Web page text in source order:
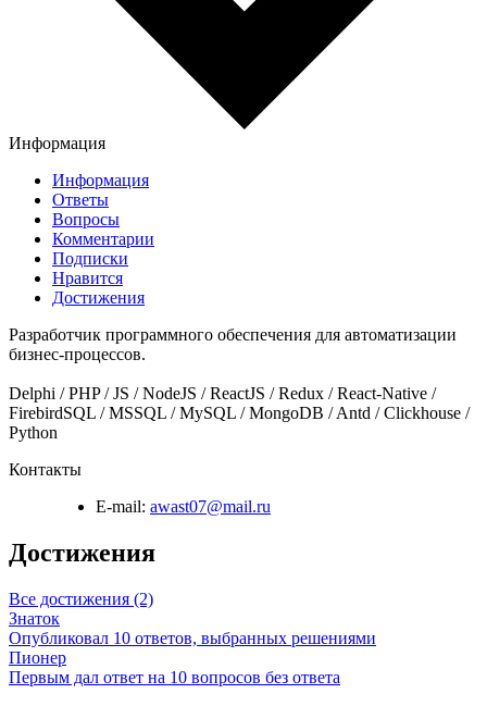
Информация
Информация
Ответы
Вопросы
Комментарии
Подписки
Нравится
Достижения
Разработчик программного обеспечения для автоматизации
бизнес-процессов.
Delphi / PHP / JS / NodeJS / ReactJS / Redux / React-Native /
FirebirdSQL / MSSQL / MySQL / MongoDB / Antd / Clickhouse /
Python
Контакты
E-mail: awast07@mail.ru
Достижения
Все достижения (2)
Знаток
Опубликовал 10 ответов, выбранных решениями
Пионер
Первым дал ответ на 10 вопросов без ответа